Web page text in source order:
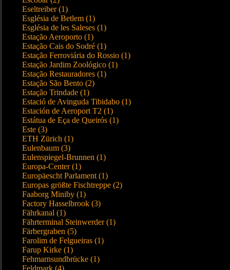
Eseltreiber (1)
Església de Betlem (1)
Església de les Saleses (1)
Estação Aeroporto (1)
Estação Cais do Sodré (1)
Estação Ferroviária do Rossio (1)
Estação Jardim Zoológico (1)
Estação Restauradores (1)
Estação São Bento (2)
Estação Trindade (1)
Estació de Avinguda Tibidabo (1)
Estación de Aeroport T2 (1)
Estátua de Eça de Queirós (1)
Este (3)
ETH Zürich (1)
Eulenbaum (3)
Eulenspiegel-Brunnen (1)
Europa-Center (1)
Europäescht Parlament (1)
Europas größte Fischtreppe (2)
Faaborg Miniby (1)
Factory Hasselbrook (3)
Fährkanal (1)
Fährterminal Steinwerder (1)
Färbergraben (5)
Farolim de Felgueiras (1)
Farup Kirke (1)
Fehmarnsundbrücke (1)
Feldmark (4)